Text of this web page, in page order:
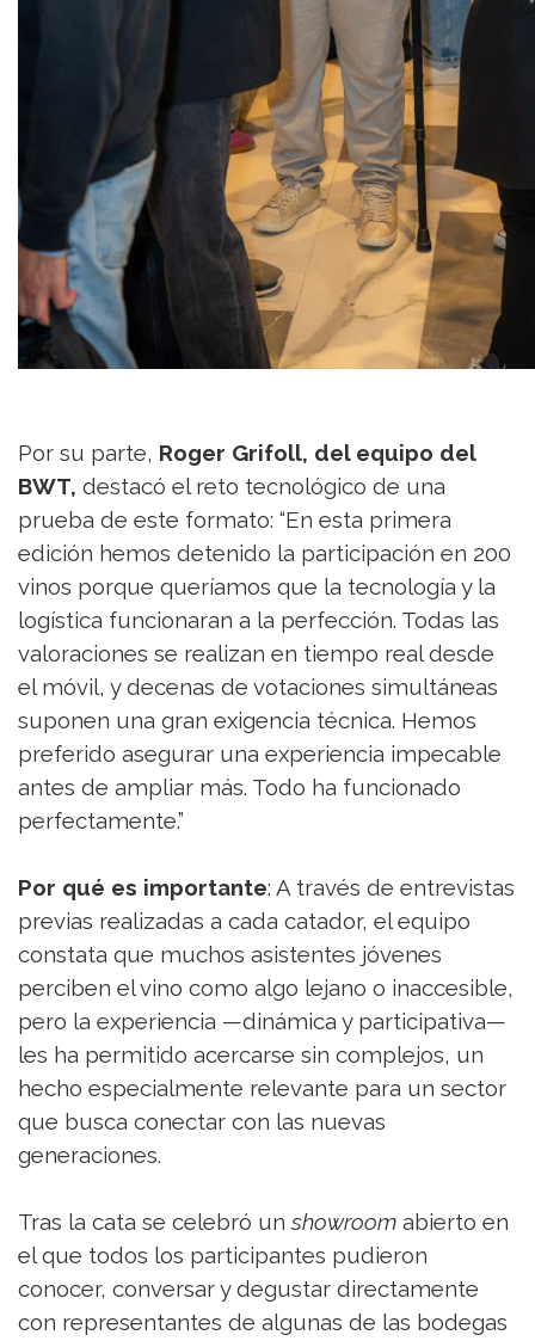
Por su parte, Roger Grifoll, del equipo del
BWT, destacó el reto tecnológico de una
prueba de este formato: “En esta primera
edición hemos detenido la participación en 200
vinos porque queríamos que la tecnología y la
logística funcionaran a la perfección. Todas las
valoraciones se realizan en tiempo real desde
el móvil, y decenas de votaciones simultáneas
suponen una gran exigencia técnica. Hemos
preferido asegurar una experiencia impecable
antes de ampliar más. Todo ha funcionado
perfectamente.”
Por qué es importante: A través de entrevistas
previas realizadas a cada catador, el equipo
constata que muchos asistentes jóvenes
perciben el vino como algo lejano o inaccesible,
pero la experiencia —dinámica y participativa—
les ha permitido acercarse sin complejos, un
hecho especialmente relevante para un sector
que busca conectar con las nuevas
generaciones.
Tras la cata se celebró unshowroom abierto en
el que todos los participantes pudieron
conocer, conversar y degustar directamente
con representantes de algunas de las bodegas